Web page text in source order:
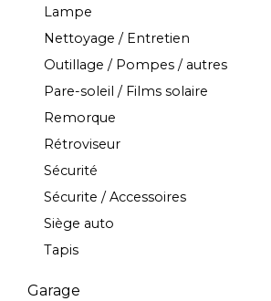
Lampe
Nettoyage / Entretien
Outillage / Pompes / autres
Pare-soleil / Films solaire
Remorque
Rétroviseur
Sécurité
Sécurite / Accessoires
Siège auto
Tapis
Garage
FUE